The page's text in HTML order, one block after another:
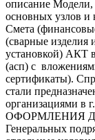
описание
основных узлов
Смета
(сварные изделия
установкой) АКТ
(асп) с
сертификаты).
стали
организациями в
ОФОРМЛЕНИЯ
Генеральных